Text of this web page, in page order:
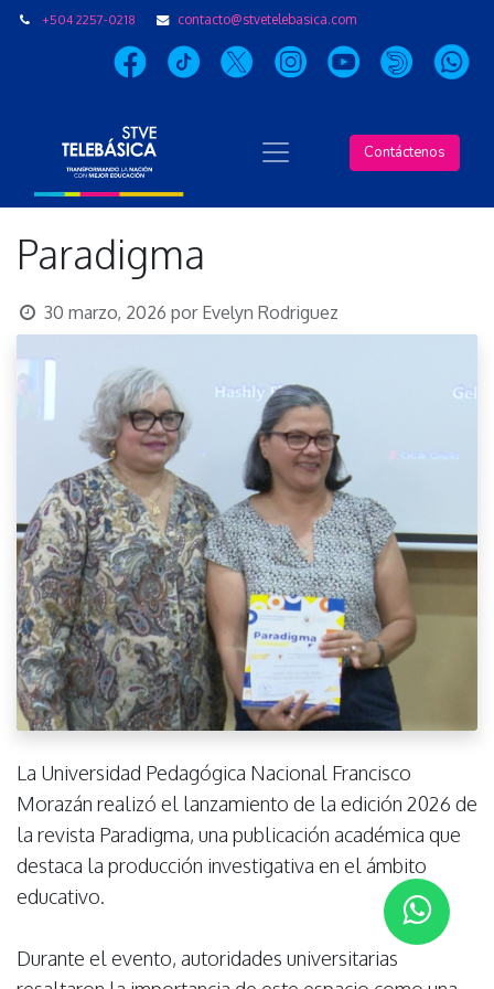
+504 2257-0218 contacto@stvetelebasica.com
Contáctenos
Paradigma
30 marzo, 2026 por Evelyn Rodriguez
La Universidad Pedagógica Nacional Francisco
Morazán realizó el lanzamiento de la edición 2026 de
la revista Paradigma, una publicación académica que
destaca la producción investigativa en el ámbito
educativo.
Durante el evento, autoridades universitarias